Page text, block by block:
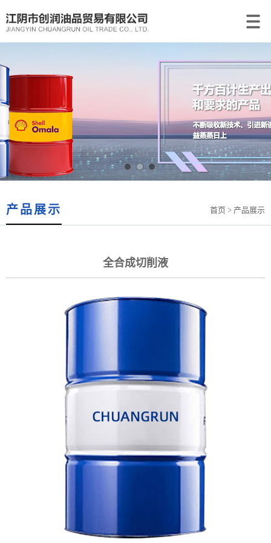
产品展示 首页 > 产品展示
全合成切削液